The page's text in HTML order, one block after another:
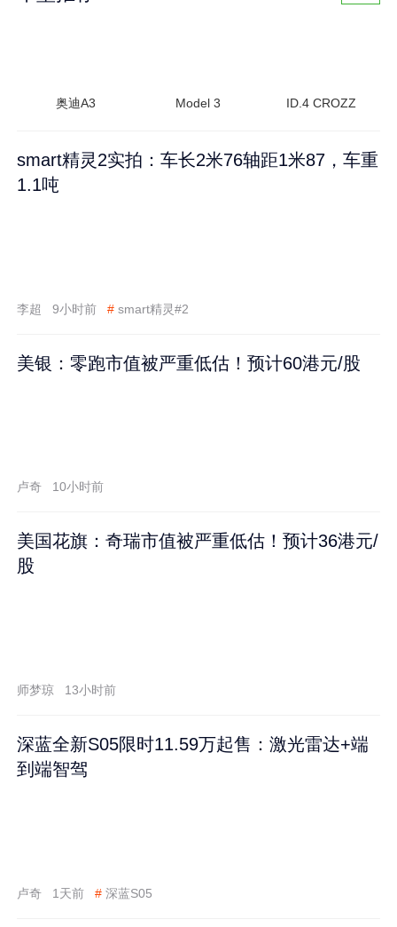
奥迪A3 Model 3 ID.4 CROZZ
smart精灵2实拍：车长2米76轴距1米87，车重
1.1吨
李超 9小时前 # smart精灵#2
美银：零跑市值被严重低估！预计60港元/股
卢奇 10小时前
美国花旗：奇瑞市值被严重低估！预计36港元/
股
师梦琼 13小时前
深蓝全新S05限时11.59万起售：激光雷达+端
到端智驾
卢奇 1天前 # 深蓝S05